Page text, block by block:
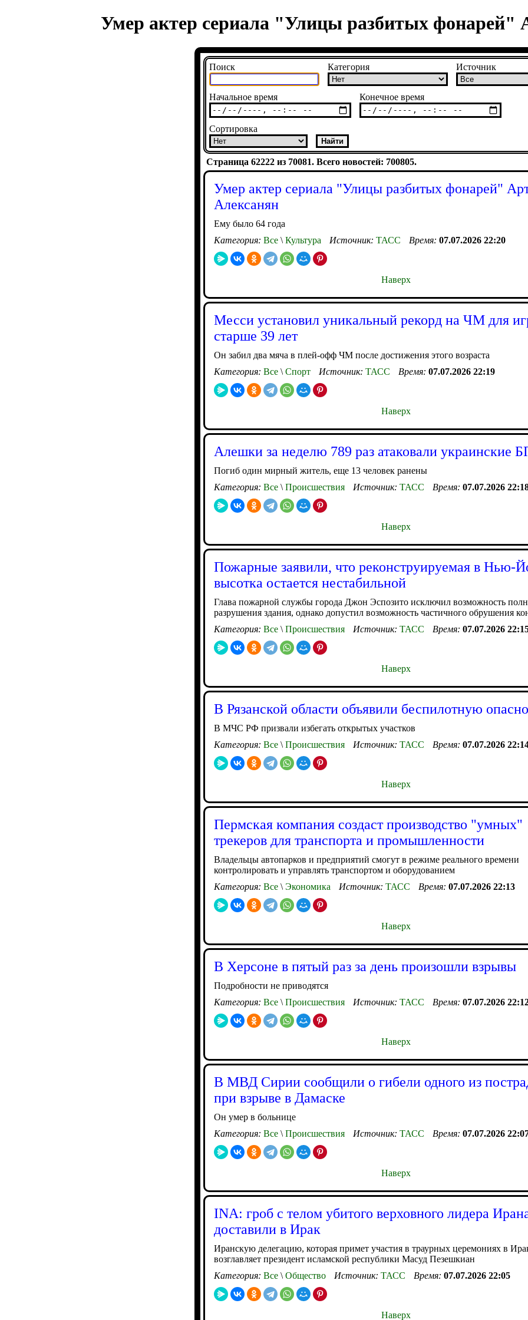
Умер актер сериала "Улицы разбитых фонарей"
Поиск Категория Источник
Начальное время Конечное время
Сортировка
Страница 62222 из 70081. Всего новостей: 700805.
Умер актер сериала "Улицы разбитых фонарей"
Алексанян
Ему было 64 года
Категория: Все \ Культура Источник: ТАСС Время: 07.07.2026 22:20
Наверх
Месси установил уникальный рекорд на ЧМ для
старше 39 лет
Он забил два мяча в плей-офф ЧМ после достижения этого возраста
Категория: Все \ Спорт Источник: ТАСС Время: 07.07.2026 22:19
Наверх
Алешки за неделю 789 раз атаковали украинские
Погиб один мирный житель, еще 13 человек ранены
Категория: Все \ Происшествия Источник: ТАСС Время: 07.07.2026
Наверх
Пожарные заявили, что реконструируемая в Нью-
высотка остается нестабильной
Глава пожарной службы города Джон Эспозито исключил возможность
разрушения здания, однако допустил возможность частичного обрушения
Категория: Все \ Происшествия Источник: ТАСС Время: 07.07.2026
Наверх
В Рязанской области объявили беспилотную
В МЧС РФ призвали избегать открытых участков
Категория: Все \ Происшествия Источник: ТАСС Время: 07.07.2026
Наверх
Пермская компания создаст производство "умных"
трекеров для транспорта и промышленности
Владельцы автопарков и предприятий смогут в режиме реального времени
контролировать и управлять транспортом и оборудованием
Категория: Все \ Экономика Источник: ТАСС Время: 07.07.2026 22:13
Наверх
В Херсоне в пятый раз за день произошли взрывы
Подробности не приводятся
Категория: Все \ Происшествия Источник: ТАСС Время: 07.07.2026
Наверх
В МВД Сирии сообщили о гибели одного из
при взрыве в Дамаске
Он умер в больнице
Категория: Все \ Происшествия Источник: ТАСС Время: 07.07.2026
Наверх
INA: гроб с телом убитого верховного лидера
доставили в Ирак
Иранскую делегацию, которая примет участия в траурных церемониях в
возглавляет президент исламской республики Масуд Пезешкиан
Категория: Все \ Общество Источник: ТАСС Время: 07.07.2026 22:05
Наверх